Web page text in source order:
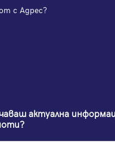
с Адрес?
актуална